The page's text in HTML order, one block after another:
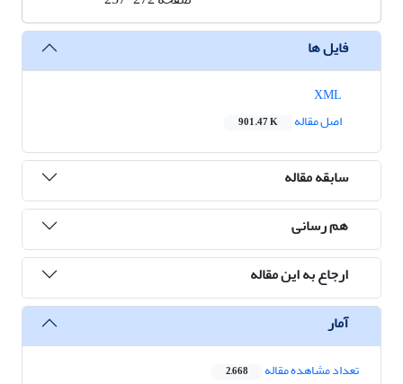
فایل ها
اصل مقاله
901.47 K
سابقه مقاله
هم رسانی
ارجاع به این مقاله
آمار
تعداد مشاهده مقاله 2,668